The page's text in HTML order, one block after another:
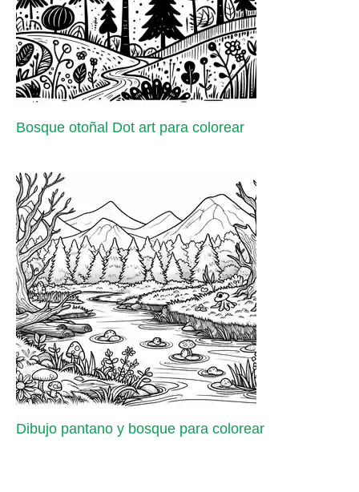
Bosque otoñal Dot art para colorear
Dibujo pantano y bosque para colorear